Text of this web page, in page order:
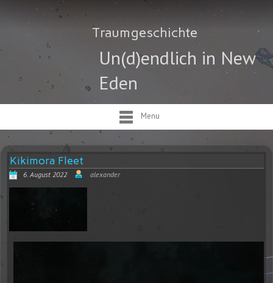
Traumgeschichte
Un(d)endlich in New
Eden
Menu
Kikimora Fleet
6. August 2022 alexander